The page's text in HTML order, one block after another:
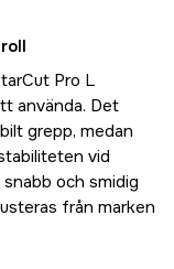
Pro L
använda. Det
grepp, medan
vid
och smidig
från marken